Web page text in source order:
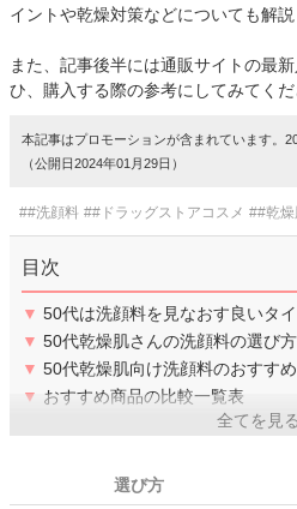
イントや乾燥対策などについても解説
また、記事後半には通販サイトの最
ひ、購入する際の参考にしてみてくだ
本記事はプロモーションが含まれています。
（公開日2024年01月29日）
##洗顔料 ##ドラッグストアコスメ ##乾燥
目次
▼ 50代は洗顔料を見なおす良いタ
▼ 50代乾燥肌さんの洗顔料の選び方
▼ 50代乾燥肌向け洗顔料のおすす
▼ おすすめ商品の比較一覧表
全てを見る
選び方